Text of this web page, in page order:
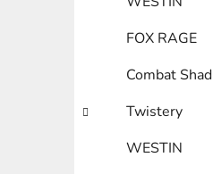
FOX RAGE
Combat Shad
Twistery
WESTIN